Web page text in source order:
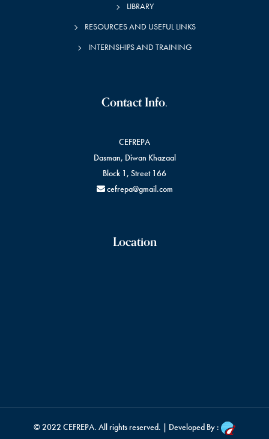
LIBRARY
RESOURCES AND USEFUL LINKS
INTERNSHIPS AND TRAINING
Contact Info.
CEFREPA
Dasman, Diwan Khazaal
Block 1, Street 166
cefrepa@gmail.com
Location
© 2022 CEFREPA. All rights reserved. | Developed By :